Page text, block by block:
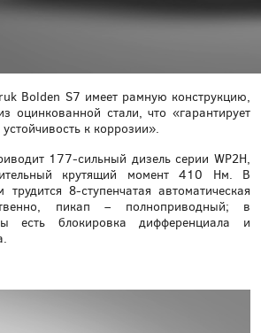
Bolden S7 имеет рамную конструкцию,
оцинкованной стали, что «гарантирует
к коррозии».
177-сильный дизель серии WP2H,
крутящий момент 410 Нм. В
8-ступенчатая автоматическая
пикап – полноприводный; в
есть блокировка дифференциала и